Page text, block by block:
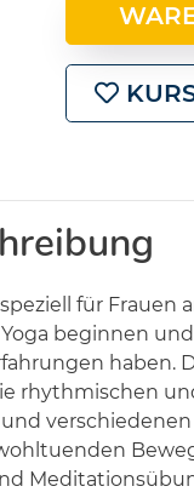
für Frauen
beginnen
haben.
rhythmischen